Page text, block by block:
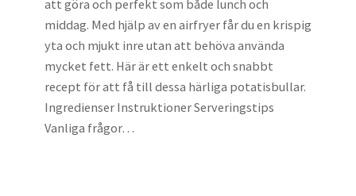
att göra och perfekt som både lunch och
middag. Med hjälp av en airfryer får du en krispig
yta och mjukt inre utan att behöva använda
mycket fett. Här är ett enkelt och snabbt
recept för att få till dessa härliga potatisbullar.
Ingredienser Instruktioner Serveringstips
Vanliga frågor…